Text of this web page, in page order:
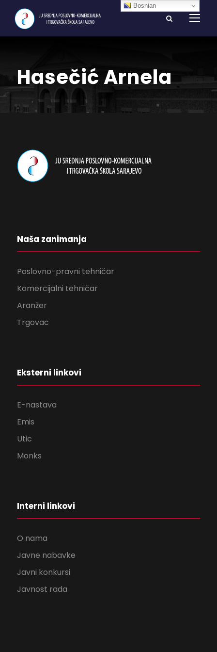
Hasečić Arnela
Naša zanimanja
Poslovno-pravni tehničar
Komercijalni tehničar
Aranžer
Trgovac
Eksterni linkovi
E-nastava
Emis
Utic
Monks
Interni linkovi
O nama
Javne nabavke
Javni konkursi
Javnost rada
Bosnian